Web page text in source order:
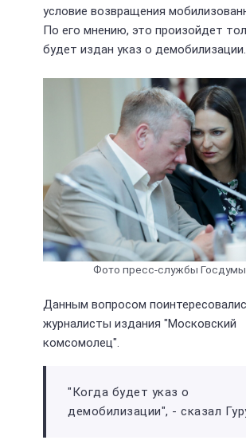
условие возвращения
По его мнению, это произойдет
будет издан указ о демобилизации.
Фото пресс-службы
Данным вопросом
журналисты издания "Московский
комсомолец".
"Когда будет указ о
демобилизации", - сказал